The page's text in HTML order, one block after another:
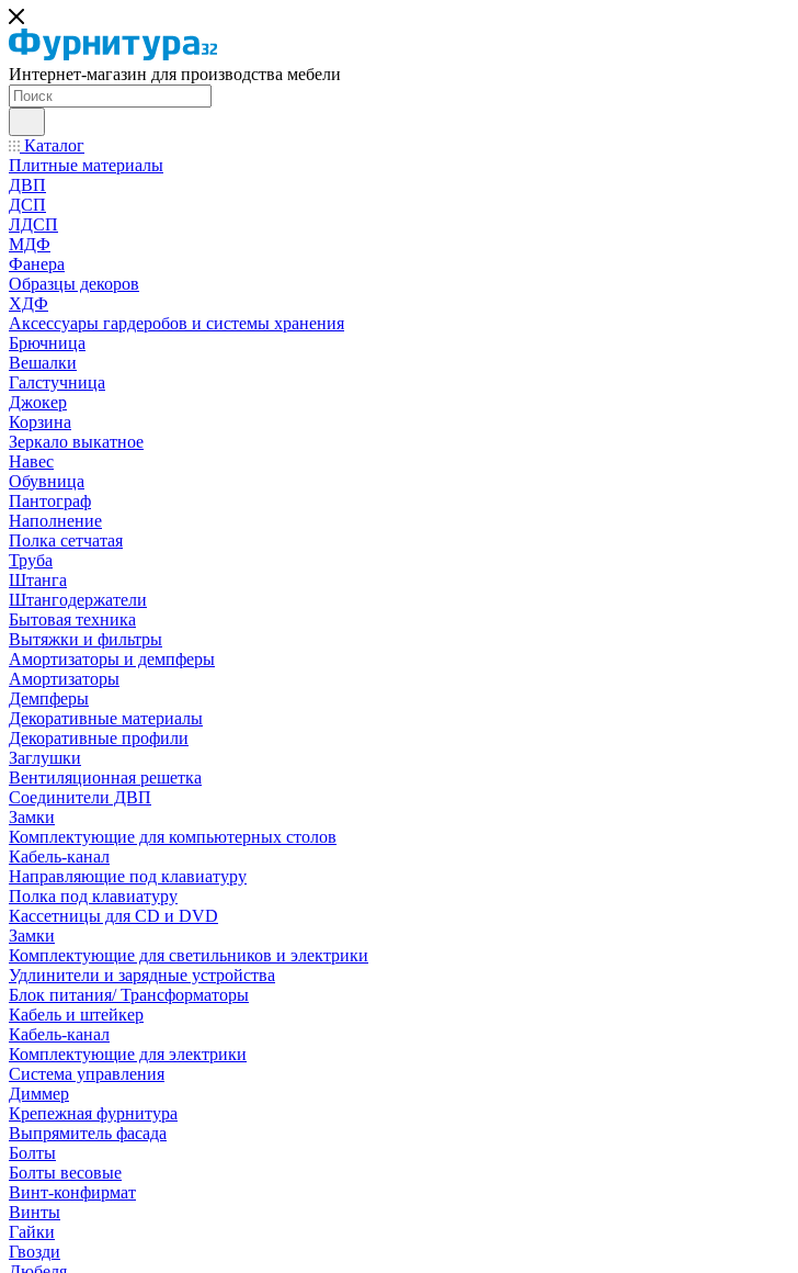
Интернет-магазин для производства мебели
Каталог
Плитные материалы
ДВП
ДСП
ЛДСП
МДФ
Фанера
Образцы декоров
ХДФ
Аксессуары гардеробов и системы хранения
Брючница
Вешалки
Галстучница
Джокер
Корзина
Зеркало выкатное
Навес
Обувница
Пантограф
Наполнение
Полка сетчатая
Труба
Штанга
Штангодержатели
Бытовая техника
Вытяжки и фильтры
Амортизаторы и демпферы
Амортизаторы
Демпферы
Декоративные материалы
Декоративные профили
Заглушки
Вентиляционная решетка
Соединители ДВП
Замки
Комплектующие для компьютерных столов
Кабель-канал
Направляющие под клавиатуру
Полка под клавиатуру
Кассетницы для CD и DVD
Замки
Комплектующие для светильников и электрики
Удлинители и зарядные устройства
Блок питания/ Трансформаторы
Кабель и штейкер
Кабель-канал
Комплектующие для электрики
Система управления
Диммер
Крепежная фурнитура
Выпрямитель фасада
Болты
Болты весовые
Винт-конфирмат
Винты
Гайки
Гвозди